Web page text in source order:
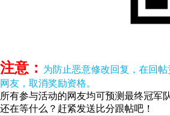
注意： 为防止恶意修改回复，在回
网友，取消奖励资格。
所有参与活动的网友均可预测最终冠军
还在等什么？赶紧发送比分跟帖吧！